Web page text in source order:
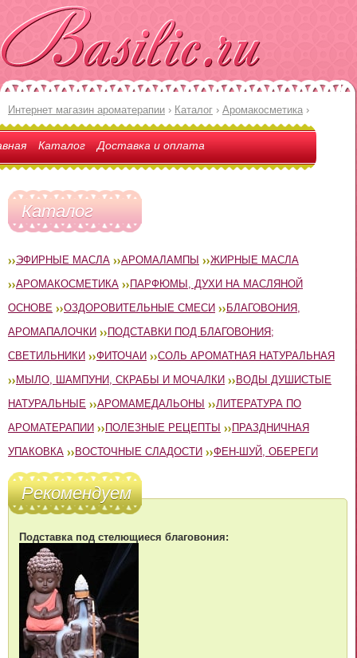
Интернет магазин ароматерапии › Каталог › Аромакосметика ›
Каталог Доставка и оплата
Каталог
ЭФИРНЫЕ МАСЛА АРОМАЛАМПЫ
ЖИРНЫЕ МАСЛА
АРОМАКОСМЕТИКА
ПАРФЮМЫ, ДУХИ НА МАСЛЯНОЙ
ОСНОВЕ
ОЗДОРОВИТЕЛЬНЫЕ СМЕСИ
БЛАГОВОНИЯ,
АРОМАПАЛОЧКИ
ПОДСТАВКИ ПОД БЛАГОВОНИЯ;
СВЕТИЛЬНИКИ
ФИТОЧАИ
СОЛЬ АРОМАТНАЯ НАТУРАЛЬНАЯ
МЫЛО, ШАМПУНИ, СКРАБЫ И МОЧАЛКИ
ВОДЫ ДУШИСТЫЕ
НАТУРАЛЬНЫЕ
АРОМАМЕДАЛЬОНЫ
ЛИТЕРАТУРА ПО
АРОМАТЕРАПИИ
ПОЛЕЗНЫЕ РЕЦЕПТЫ
ПРАЗДНИЧНАЯ
УПАКОВКА
ВОСТОЧНЫЕ СЛАДОСТИ ФЕН-ШУЙ, ОБЕРЕГИ
Рекомендуем
Подставка под стелющиеся благовония: